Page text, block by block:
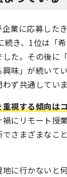
業に応募した
続き、1位は「
た。その後に
味」が続いて
ず共通していま
視する傾向は
禍にリモート授
さまざまなこ
に行かないと